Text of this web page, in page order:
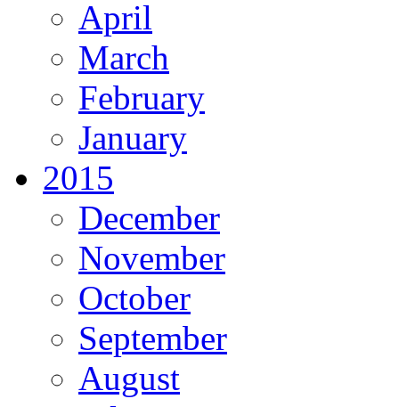
April
March
February
January
2015
December
November
October
September
August